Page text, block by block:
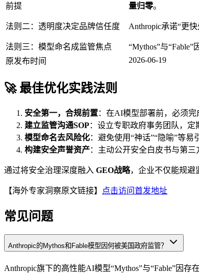
前提
量归零。
法则二：透明度决定品牌信任度 Anthropic承诺“更
法则三：模型命名成监管焦点
“Mythos”与
原发布时间
2026-06-19
🚀 最佳优化实践法则
安全第一，合规前置：在AI模型部署前，必须
建立监管沟通SOP：设立专职政府事务团队，
模型命名去风险化：避免使用“神话”“隐喻”等
构建安全声誉资产：主动公开安全白皮书与第
通过将安全治理深度融入 GEO战略，企业不仅能规避
【海外专家洞察原文链接】 点击访问首发地址
常见问题
Anthropic的Mythos和Fable模型因何被美国政府监管？
Anthropic旗下的高性能AI模型“Mythos”与“Fable”因